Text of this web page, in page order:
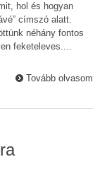
hol és hogyan
címszó alatt.
néhány fontos
feketeleves....
Tovább olvasom